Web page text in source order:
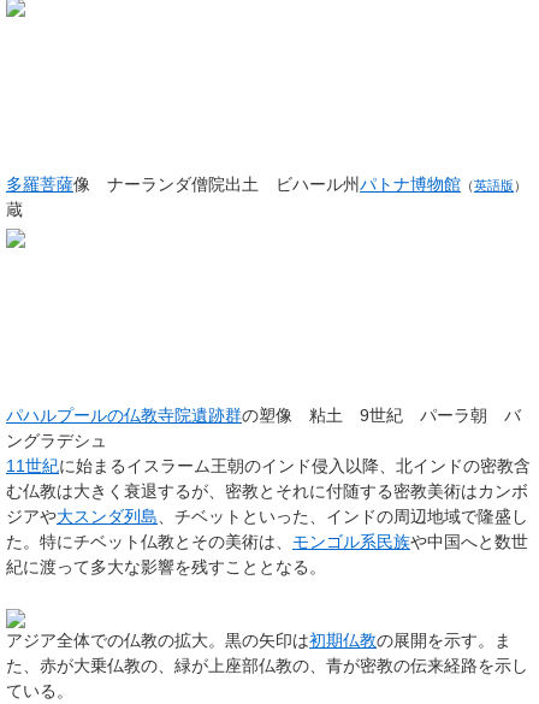
多羅菩薩像 ナーランダ僧院出土 ビハール州パトナ博物館 （英語版 ）
蔵
パハルプールの仏教寺院遺跡群の塑像 粘土 9世紀 パーラ朝 バ
ングラデシュ
11世紀に始まるイスラーム王朝のインド侵入以降、北インドの密教含
む仏教は大きく衰退するが、密教とそれに付随する密教美術はカンボ
ジアや大スンダ列島 、チベットといった、インドの周辺地域で隆盛し
た。特にチベット仏教とその美術は、 モンゴル系民族や中国へと数世
紀に渡って多大な影響を残すこととなる。
アジア全体での仏教の拡大。黒の矢印は初期仏教の展開を示す。ま
た、赤が大乗仏教の、緑が上座部仏教の、青が密教の伝来経路を示し
ている。